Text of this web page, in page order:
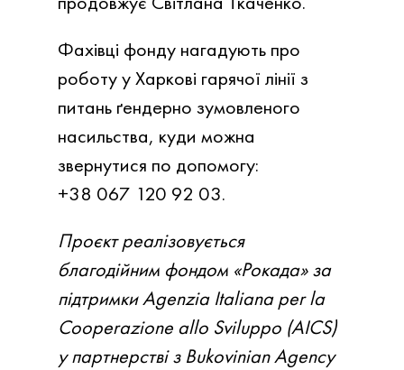
Фахівці фонду нагадують про
роботу у Харкові гарячої лінії з
питань ґендерно зумовленого
насильства, куди можна
звернутися по допомогу:
+38 067 120 92 03.
Проєкт реалізовується
благодійним фондом «Рокада» за
підтримки Agenzia Italiana per la
Cooperazione allo Sviluppo (AICS)
у партнерстві з Bukovinian Agency